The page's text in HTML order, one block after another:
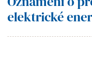
elektrické